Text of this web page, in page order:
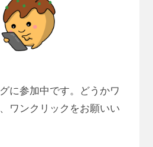
に参加中です。どうかワ
ワンクリックをお願いい